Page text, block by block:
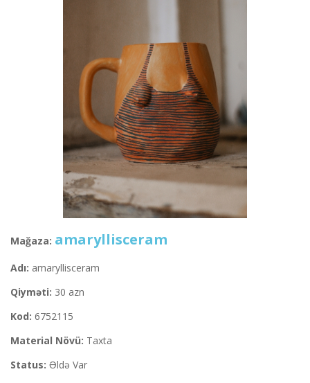
Mağaza: amaryllisceram
Adı: amaryllisceram
Qiyməti: 30 azn
Kod: 6752115
Material Növü: Taxta
Status: Əldə Var